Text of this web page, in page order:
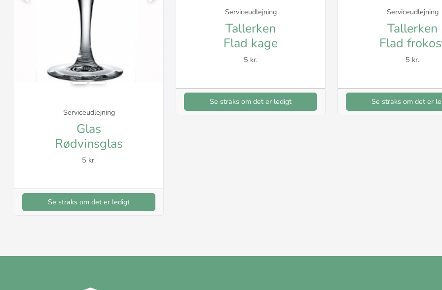
Serviceudlejning
Glas
Rødvinsglas
5 kr.
Se straks om det er ledigt
Serviceudlejning
Tallerken
Flad kage
5 kr.
Se straks om det er ledigt
Serviceudlejning
Tallerken
Flad
5 kr.
Se straks om det er